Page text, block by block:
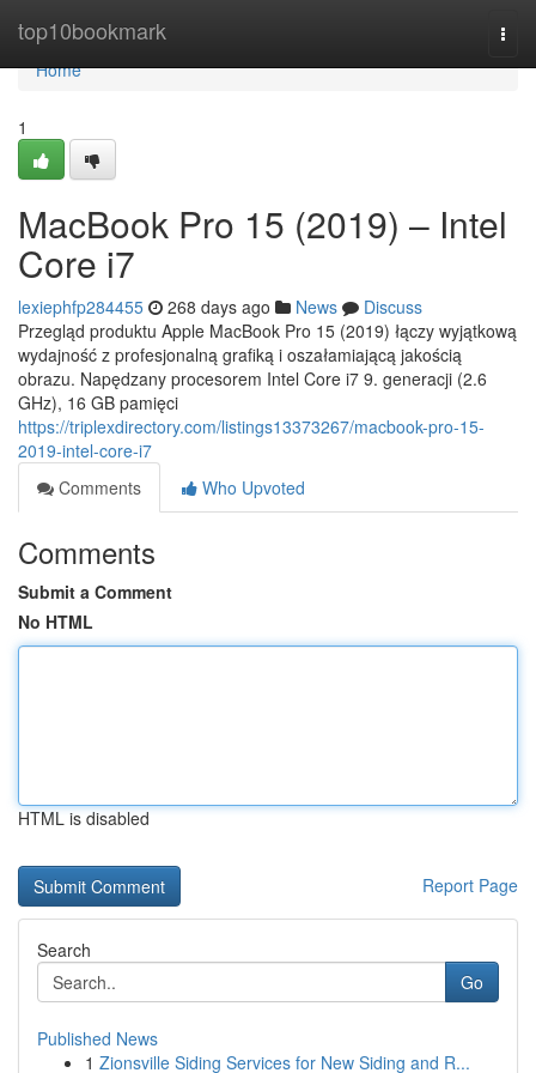
top10bookmark
Home
Home
1
MacBook Pro 15 (2019) – Intel
Core i7
lexiephfp284455 268 days ago News
Discuss
Przegląd produktu Apple MacBook Pro 15 (2019) łączy wyjątkową
wydajność z profesjonalną grafiką i oszałamiającą jakością
obrazu. Napędzany procesorem Intel Core i7 9. generacji (2.6
GHz), 16 GB pamięci
https://triplexdirectory.com/listings13373267/macbook-pro-15-
2019-intel-core-i7
Comments
Who Upvoted
Comments
Submit a Comment
No HTML
HTML is disabled
Report Page
Search
Go
Published News
1 Zionsville Siding Services for New Siding and R...